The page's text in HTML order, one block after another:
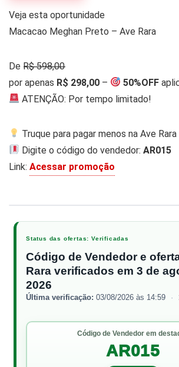
‹
Veja esta oportunidade
Macacao Meghan Preto – Ave Rara
De R̶$̶ ̶5̶9̶8̶,̶0̶0̶
por apenas R$ 298,00 – 50%OFF
ATENÇÃO: Por tempo limitado!
Truque para pagar menos na Ave Rara
Digite o código do vendedor:AR015
Link: Acessar promoção
Status das ofertas: Verificadas
Código de Vendedor e
Rara verificados em 3 de
2026
Última verificação: 03/08/2026 às 14:59 ·
Código de Vendedor em
AR015